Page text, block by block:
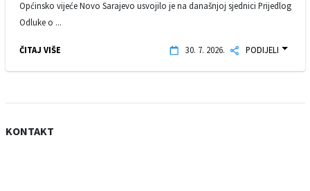
Općinsko vijeće Novo Sarajevo usvojilo je na današnjoj sjednici Prijedlog
Odluke o ...
ČITAJ VIŠE 30. 7. 2026. PODIJELI
KONTAKT